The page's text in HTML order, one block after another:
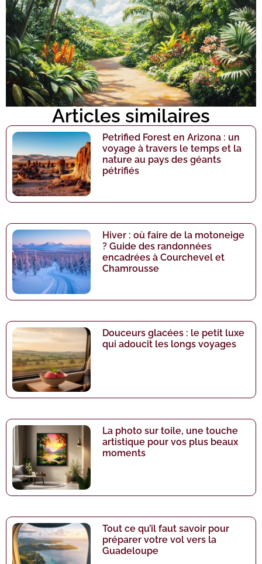
Articles similaires
Petrified Forest en Arizona : un
voyage à travers le temps et la
nature au pays des géants
pétrifiés
Hiver : où faire de la motoneige
? Guide des randonnées
encadrées à Courchevel et
Chamrousse
Douceurs glacées : le petit luxe
qui adoucit les longs voyages
La photo sur toile, une touche
artistique pour vos plus beaux
moments
Tout ce qu’il faut savoir pour
préparer votre vol vers la
Guadeloupe